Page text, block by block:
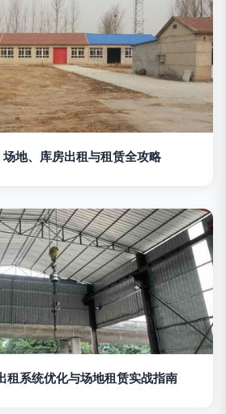
地、库房出租与租赁全攻略
系统优化与场地租赁实战指南